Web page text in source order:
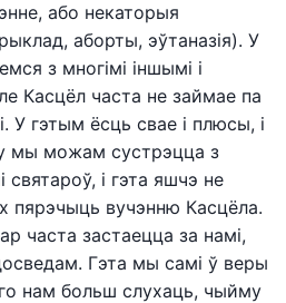
або некаторыя
аборты, эўтаназія). У
з многімі іншымі і
Касцёл часта не займае па
У гэтым ёсць свае і плюсы, і
мы можам сустрэцца з
і гэта яшчэ не
пярэчыць вучэнню Касцёла.
часта застаецца за намі,
Гэта мы самі ў веры
нам больш слухаць, чыйму